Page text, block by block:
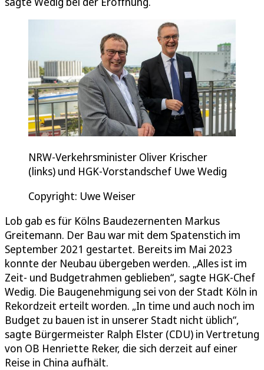
NRW-Verkehrsminister Oliver Krischer
(links) und HGK-Vorstandschef Uwe Wedig
Copyright: Uwe Weiser
Lob gab es für Kölns Baudezernenten Markus
Greitemann. Der Bau war mit dem Spatenstich im
September 2021 gestartet. Bereits im Mai 2023
konnte der Neubau übergeben werden. „Alles ist im
Zeit- und Budgetrahmen geblieben“, sagte HGK-Chef
Wedig. Die Baugenehmigung sei von der Stadt Köln in
Rekordzeit erteilt worden. „In time und auch noch im
Budget zu bauen ist in unserer Stadt nicht üblich“,
sagte Bürgermeister Ralph Elster (CDU) in Vertretung
von OB Henriette Reker, die sich derzeit auf einer
Reise in China aufhält.